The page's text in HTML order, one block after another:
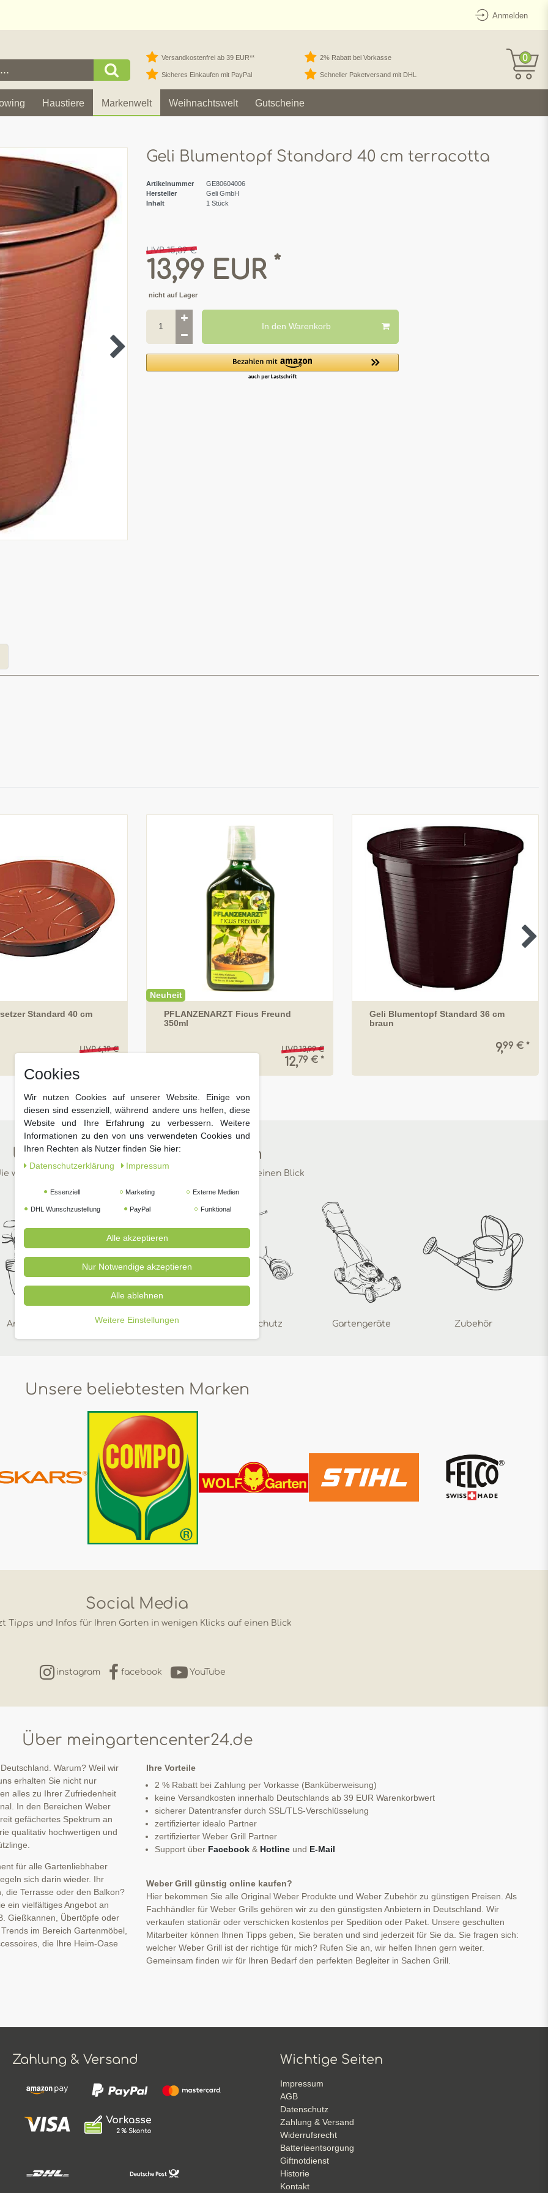
Anmelden
Versandkostenfrei ab 39 EUR** 2% Rabatt bei Vorkasse
Sicheres Einkaufen mit PayPal Schneller Paketversand mit DHL
0
Haustiere Markenwelt Weihnachtswelt Gutscheine
Geli Blumentopf Standard 40 cm terracotta
Artikelnummer
GE80604006
Hersteller
Geli GmbH
Inhalt
1 Stück
UVP 15,39 €
13,99 EUR *
nicht auf Lager
In den Warenkorb
Standard 40 cm
UVP 6,19 €
Neuheit
PFLANZENARZT Ficus Freund
350ml
UVP 13,99 €
12,79 € *
Geli Blumentopf Standard 36 cm
braun
9,99 € *
Unsere beliebtesten Kategorien
wichtigsten Dinge für Ihren Garten in wenigen Klicks auf einen Blick
Anzucht Zimmerpflanzen Pflanzenschutz Gartengeräte Zubehör
Unsere beliebtesten Marken
Social Media
Tipps und Infos für Ihren Garten in wenigen Klicks auf einen Blick
instagram facebook YouTube
Über meingartencenter24.de
Warum? Weil wir
erhalten Sie nicht nur
alles zu Ihrer Zufriedenheit
In den Bereichen Weber
gefächertes Spektrum an
qualitativ hochwertigen und
für alle Gartenliebhaber
sich darin wieder. Ihr
die Terrasse oder den Balkon?
ein vielfältiges Angebot an
Gießkannen, Übertöpfe oder
im Bereich Gartenmöbel,
die Ihre Heim-Oase
Ihre Vorteile
2 % Rabatt bei Zahlung per Vorkasse (Banküberweisung)
keine Versandkosten innerhalb Deutschlands ab 39 EUR Warenkorbwert
sicherer Datentransfer durch SSL/TLS-Verschlüsselung
zertifizierter idealo Partner
zertifizierter Weber Grill Partner
Support über Facebook & Hotline und E-Mail
Weber Grill günstig online kaufen?
Hier bekommen Sie alle Original Weber Produkte und Weber Zubehör zu günstigen Preisen. Als
Fachhändler für Weber Grills gehören wir zu den günstigsten Anbietern in Deutschland. Wir
verkaufen stationär oder verschicken kostenlos per Spedition oder Paket. Unsere geschulten
Mitarbeiter können Ihnen Tipps geben, Sie beraten und sind jederzeit für Sie da. Sie fragen sich:
welcher Weber Grill ist der richtige für mich? Rufen Sie an, wir helfen Ihnen gern weiter.
Gemeinsam finden wir für Ihren Bedarf den perfekten Begleiter in Sachen Grill.
Zahlung & Versand Wichtige Seiten
Impressum
AGB
Datenschutz
Zahlung & Versand
Widerrufsrecht
Batterieentsorgung
Giftnotdienst
Historie
Kontakt
Cookies
Wir nutzen Cookies auf unserer Website. Einige von
diesen sind essenziell, während andere uns helfen, diese
Website und Ihre Erfahrung zu verbessern. Weitere
Informationen zu den von uns verwendeten Cookies und
Ihren Rechten als Nutzer finden Sie hier:
Daten­schutz­erklärung
Impressum
Essenziell Marketing Externe Medien
DHL Wunschzustellung PayPal Funktional
Alle akzeptieren
Nur Notwendige akzeptieren
Alle ablehnen
Weitere Einstellungen